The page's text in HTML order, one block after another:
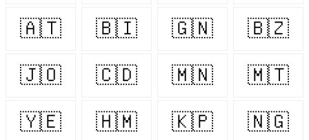
🇦🇹 🇧🇮 🇬🇳 🇧🇿
🇯🇴 🇨🇩 🇲🇳 🇲🇹
🇾🇪 🇭🇲 🇰🇵 🇳🇬